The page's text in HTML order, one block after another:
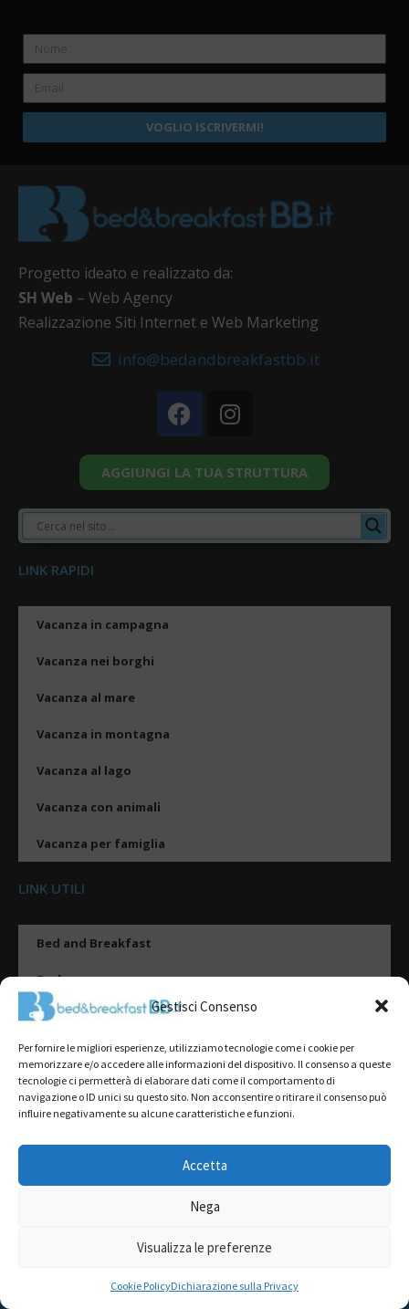
Gestisci Consenso
Per fornire le migliori esperienze, utilizziamo tecnologie come i cookie per
memorizzare e/o accedere alle informazioni del dispositivo. Il consenso a queste
tecnologie ci permetterà di elaborare dati come il comportamento di
navigazione o ID unici su questo sito. Non acconsentire o ritirare il consenso può
influire negativamente su alcune caratteristiche e funzioni.
Accetta
Nega
Visualizza le preferenze
Cookie PolicyDichiarazione sulla Privacy
VOGLIO ISCRIVERMI!
Progetto ideato e realizzato da:
SH Web – Web Agency
Realizzazione Siti Internet e Web Marketing
info@bedandbreakfastbb.it
AGGIUNGI LA TUA STRUTTURA
LINK RAPIDI
Vacanza in campagna
Vacanza nei borghi
Vacanza al mare
Vacanza in montagna
Vacanza al lago
Vacanza con animali
Vacanza per famiglia
LINK UTILI
Bed and Breakfast
Esplora
Tipologie di alloggio
Destinazioni
Il mio account
2022@ All Rights Reserved | Tutti i contenuti ed i diritti sono riservati, è
L’accesso o l’utilizzo di questo sito è subordinato all’accettazione dei
RICHIEDI PREVENTIVO GRATUITO